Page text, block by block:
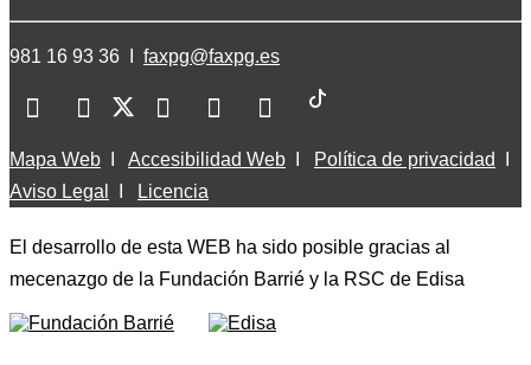
981 16 93 36 I faxpg@faxpg.es
Mapa Web Accesibilidad Web Política de privacidad
Aviso Legal
Licencia
El desarrollo de esta WEB ha sido posible gracias al
mecenazgo de la Fundación Barrié y la RSC de Edisa